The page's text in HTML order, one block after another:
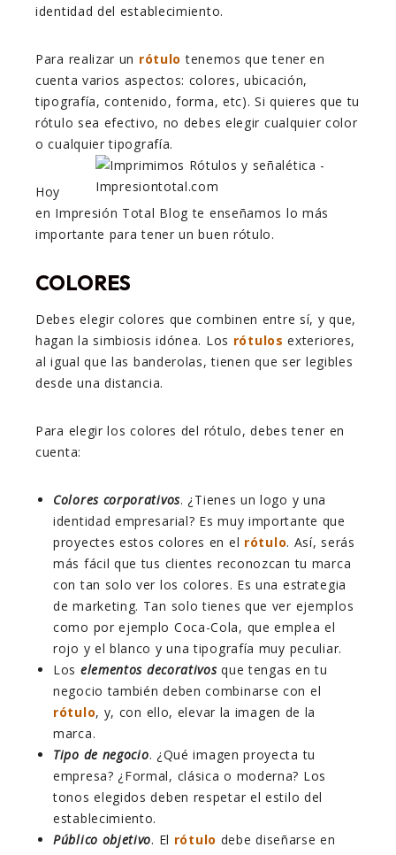
identidad del establecimiento.
Para realizar un rótulo tenemos que tener en
cuenta varios aspectos: colores, ubicación,
tipografía, contenido, forma, etc). Si quieres que tu
rótulo sea efectivo, no debes elegir cualquier color
o cualquier tipografía.
Hoy
en Impresión Total Blog te enseñamos lo más
importante para tener un buen rótulo.
COLORES
Debes elegir colores que combinen entre sí, y que,
hagan la simbiosis idónea. Los rótulos exteriores,
al igual que las banderolas, tienen que ser legibles
desde una distancia.
Para elegir los colores del rótulo, debes tener en
cuenta:
Colores corporativos. ¿Tienes un logo y una
identidad empresarial? Es muy importante que
proyectes estos colores en el rótulo. Así, serás
más fácil que tus clientes reconozcan tu marca
con tan solo ver los colores. Es una estrategia
de marketing. Tan solo tienes que ver ejemplos
como por ejemplo Coca-Cola, que emplea el
rojo y el blanco y una tipografía muy peculiar.
Los elementos decorativos que tengas en tu
negocio también deben combinarse con el
rótulo, y, con ello, elevar la imagen de la
marca.
Tipo de negocio. ¿Qué imagen proyecta tu
empresa? ¿Formal, clásica o moderna? Los
tonos elegidos deben respetar el estilo del
establecimiento.
Público objetivo. El rótulo debe diseñarse en